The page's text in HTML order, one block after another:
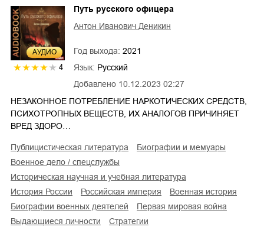
AУДИО
4
Добавлено 10.12.2023 02:27
Путь русского офицера
Антон Иванович Деникин
Год выхода: 2021
Язык: Русский
НЕЗАКОННОЕ ПОТРЕБЛЕНИЕ НАРКОТИЧЕСКИХ СРЕДСТВ,
ПСИХОТРОПНЫХ ВЕЩЕСТВ, ИХ АНАЛОГОВ ПРИЧИНЯЕТ
ВРЕД ЗДОРО…
публицистическая литература
биографии и мемуары
военное дело / спецслужбы
историческая научная и учебная литература
история России
Российская империя
военная история
биографии военных деятелей
Первая мировая война
выдающиеся личности
стратегии